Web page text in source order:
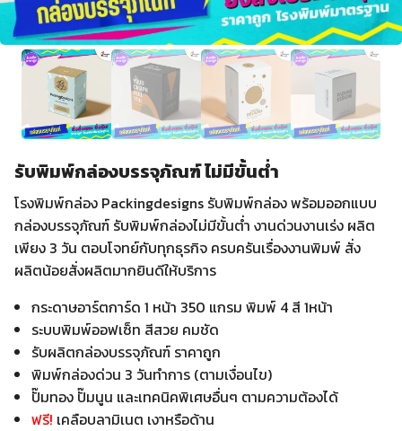
รับพิมพ์กล่องบรรจุภัณฑ์ ไม่มีขั้นต่ำ
โรงพิมพ์กล่อง Packingdesigns รับพิมพ์กล่อง พร้อมออกแบบ
กล่องบรรจุภัณฑ์ รับพิมพ์กล่องไม่มีขั้นต่ำ งานด่วนงานเร่ง ผลิต
เพียง 3 วัน ตอบโจทย์กับทุกธุรกิจ ครบครันเรื่องงานพิมพ์ สั่ง
ผลิตน้อยสั่งผลิตมากยินดีให้บริการ
กระดาษอาร์ตการ์ด 1 หน้า 350 แกรม พิมพ์ 4 สี 1หน้า
ระบบพิมพ์ออฟเซ็ท สีสวย คมชัด
รับผลิตกล่องบรรจุภัณฑ์ ราคาถูก
พิมพ์กล่องด่วน 3 วันทำการ (ตามเงื่อนไข)
ปั๊มทอง ปั๊มนูน และเทคนิคพิเศษอื่นๆ ตามความต้องได้
ฟรี! เคลือบลามิเนต เงาหรือด้าน